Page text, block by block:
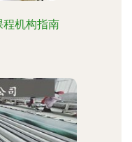
程机构指南